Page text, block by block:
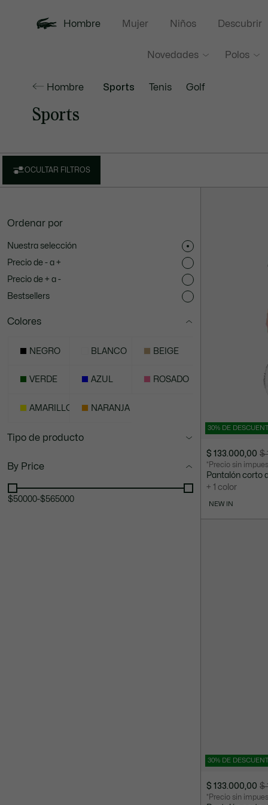
Hombre
Novedades Polos
Mujer Niños Descubrir
Hombre Sports Tenis Golf
Sports
OCULTAR FILTROS
Ordenar por
Nuestra selección
Precio de - a +
Precio de + a -
Bestsellers
Colores
NEGRO BLANCO BEIGE
VERDE AZUL ROSADO
AMARILLO NARANJA
Tipo de producto
By Price
$50000-$565000
30% DE
$ 133.000,00
Precio
después
del
$
133.000,00
$
Precio
original
antes
descuento:
$
*Precio sin
Pantalón corto
+ 1 color
NEW IN
30% DE
$ 133.000,00
Precio
$
Precio
*Precio sin